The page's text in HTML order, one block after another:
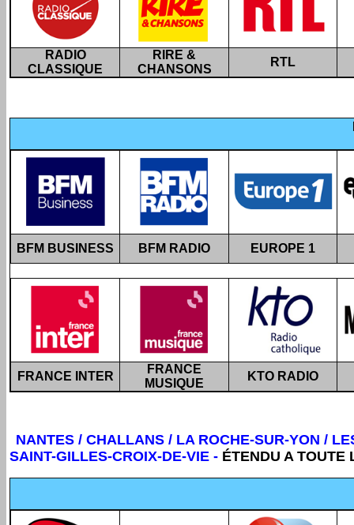
RADIO
CLASSIQUE
RIRE &
CHANSONS
RTL
BFM BUSINESS BFM RADIO EUROPE 1
FRANCE INTER
FRANCE
MUSIQUE
KTO RADIO
NANTES / CHALLANS / LA ROCHE-SUR-YON /
SAINT-GILLES-CROIX-DE-VIE - ÉTENDU A TOUTE